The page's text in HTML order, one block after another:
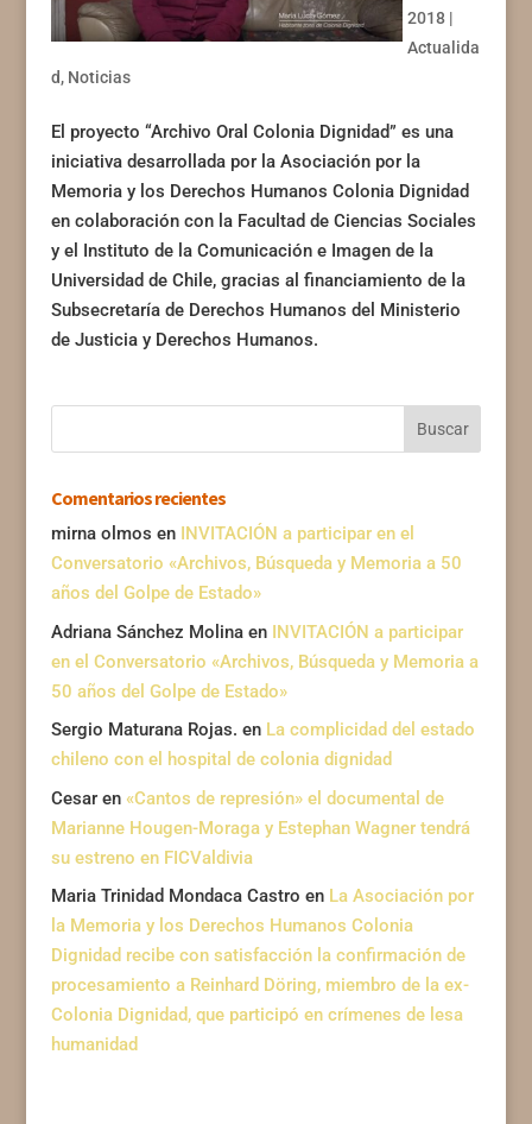
2018|
Actualida
d, Noticias
El proyecto “Archivo Oral Colonia Dignidad” es una
iniciativa desarrollada por la Asociación por la
Memoria y los Derechos Humanos Colonia Dignidad
en colaboración con la Facultad de Ciencias Sociales
y el Instituto de la Comunicación e Imagen de la
Universidad de Chile, gracias al financiamiento de la
Subsecretaría de Derechos Humanos del Ministerio
de Justicia y Derechos Humanos.
Comentarios recientes
mirna olmos en INVITACIÓN a participar en el
Conversatorio «Archivos, Búsqueda y Memoria a 50
años del Golpe de Estado»
Adriana Sánchez Molinaen INVITACIÓN a participar
en el Conversatorio «Archivos, Búsqueda y Memoria a
50 años del Golpe de Estado»
Sergio Maturana Rojas. en La complicidad del estado
chileno con el hospital de colonia dignidad
Cesaren «Cantos de represión» el documental de
Marianne Hougen-Moraga y Estephan Wagner tendrá
su estreno en FICValdivia
Maria Trinidad Mondaca Castro en La Asociación por
la Memoria y los Derechos Humanos Colonia
Dignidad recibe con satisfacción la confirmación de
procesamiento a Reinhard Döring, miembro de la ex-
Colonia Dignidad, que participó en crímenes de lesa
humanidad